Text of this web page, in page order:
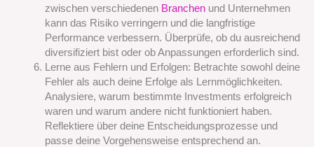
zwischen verschiedenen Branchenund Unternehmen
kann das Risiko verringern und die langfristige
Performance verbessern. Überprüfe, ob du ausreichend
diversifiziert bist oder ob Anpassungen erforderlich sind.
Lerne aus Fehlern und Erfolgen: Betrachte sowohl deine
Fehler als auch deine Erfolge als Lernmöglichkeiten.
Analysiere, warum bestimmte Investments erfolgreich
waren und warum andere nicht funktioniert haben.
Reflektiere über deine Entscheidungsprozesse und
passe deine Vorgehensweise entsprechend an.